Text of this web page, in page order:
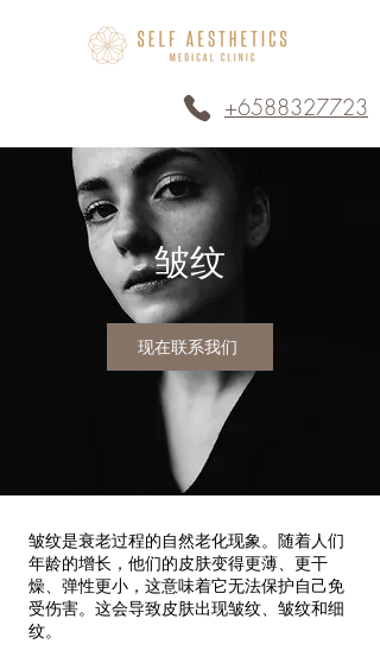
+6588327723
皱纹
现在联系我们
皱纹是衰老过程的自然老化现象。随着人们
年龄的增长，他们的皮肤变得更薄、更干
燥、弹性更小，这意味着它无法保护自己免
受伤害。这会导致皮肤出现皱纹、皱纹和细
纹。 ​​